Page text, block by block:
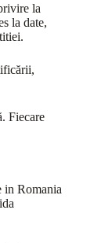
la
la date,
Fiecare
in Romania